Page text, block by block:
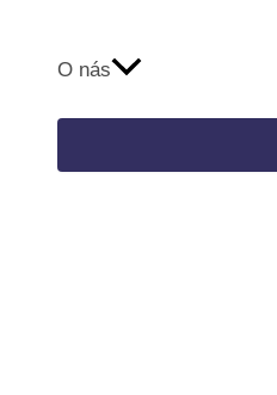
O nás